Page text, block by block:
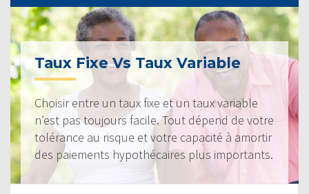
Taux Fixe Vs Taux Variable
Choisir entre un taux fixe et un taux variable
n’est pas toujours facile. Tout dépend de votre
tolérance au risque et votre capacité à amortir
des paiements hypothécaires plus importants.